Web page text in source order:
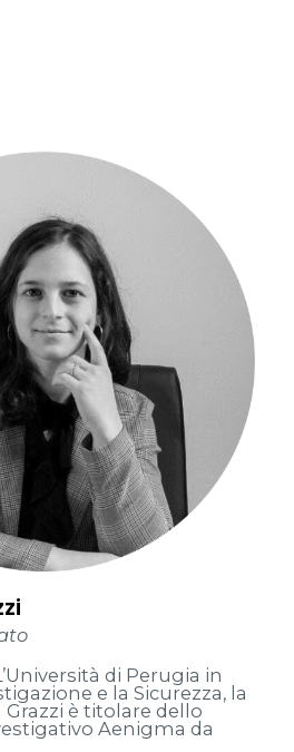
di Perugia in
e la Sicurezza, la
è titolare dello
Aenigma da